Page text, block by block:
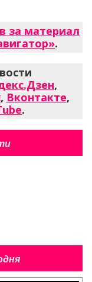
за материал
.
,
, Вконтакте,
.